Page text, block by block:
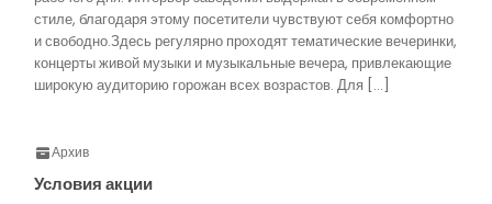
стиле, благодаря этому посетители чувствуют себя комфортно
и свободно.Здесь регулярно проходят тематические вечеринки,
концерты живой музыки и музыкальные вечера, привлекающие
широкую аудиторию горожан всех возрастов. Для […]
Архив
Условия акции